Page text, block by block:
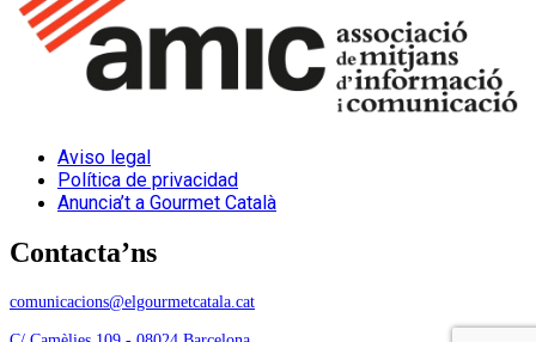
Aviso legal
Política de privacidad
Anuncia’t a Gourmet Català
Contacta’ns
comunicacions@elgourmetcatala.cat